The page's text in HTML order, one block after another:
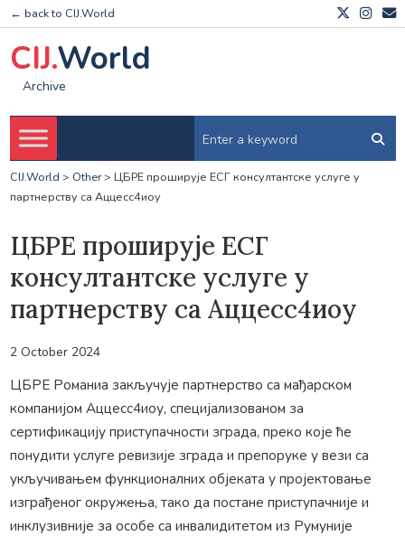
← back to CIJ.World
CIJ.World
Archive
CIJ.World > Other> ЦБРЕ проширује ЕСГ консултантске услуге у
партнерству са Аццесс4иоу
ЦБРЕ проширује ЕСГ
консултантске услуге у
партнерству са Аццесс4иоу
2 October 2024
ЦБРЕ Романиа закључује партнерство са мађарском
компанијом Аццесс4иоу, специјализованом за
сертификацију приступачности зграда, преко које ће
понудити услуге ревизије зграда и препоруке у вези са
укључивањем функционалних објеката у пројектовање
изграђеног окружења, тако да постане приступачније и
инклузивније за особе са инвалидитетом из Румуније